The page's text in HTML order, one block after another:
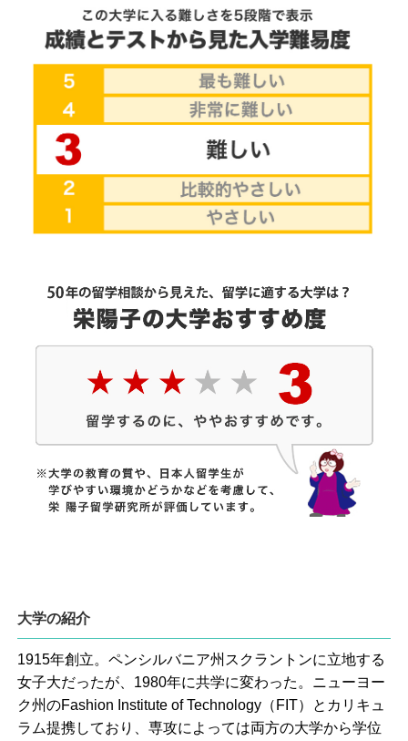
大学の紹介
1915年創立。ペンシルバニア州スクラントンに立地する
女子大だったが、1980年に共学に変わった。ニューヨー
ク州のFashion Institute of Technology（FIT）とカリキュ
ラム提携しており、専攻によっては両方の大学から学位